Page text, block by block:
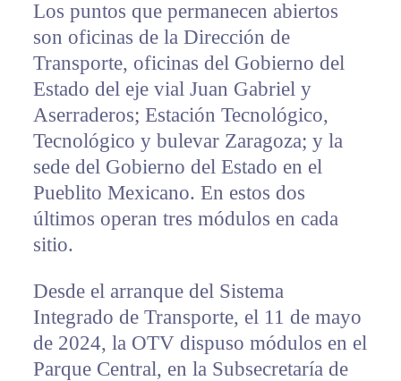
Los puntos que permanecen abiertos
son oficinas de la Dirección de
Transporte, oficinas del Gobierno del
Estado del eje vial Juan Gabriel y
Aserraderos; Estación Tecnológico,
Tecnológico y bulevar Zaragoza; y la
sede del Gobierno del Estado en el
Pueblito Mexicano. En estos dos
últimos operan tres módulos en cada
sitio.
Desde el arranque del Sistema
Integrado de Transporte, el 11 de mayo
de 2024, la OTV dispuso módulos en el
Parque Central, en la Subsecretaría de